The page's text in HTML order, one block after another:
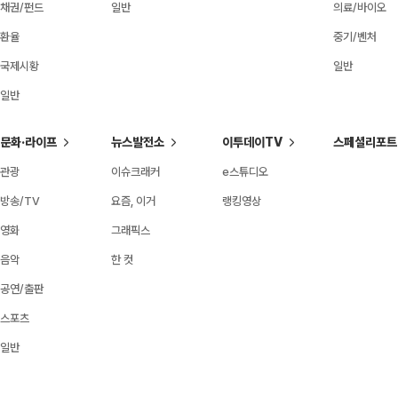
채권/펀드
환율
국제시황
일반
일반 의료/바이오
중기/벤처
일반
문화·라이프
관광
방송/TV
영화
음악
공연/출판
스포츠
일반
뉴스발전소
이슈크래커
요즘, 이거
그래픽스
한 컷
이투데이TV
e스튜디오
랭킹영상
스페셜리포트